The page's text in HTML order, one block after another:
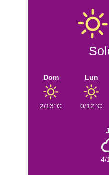
Dom
2/13°C
Lun
0/12°C
4/